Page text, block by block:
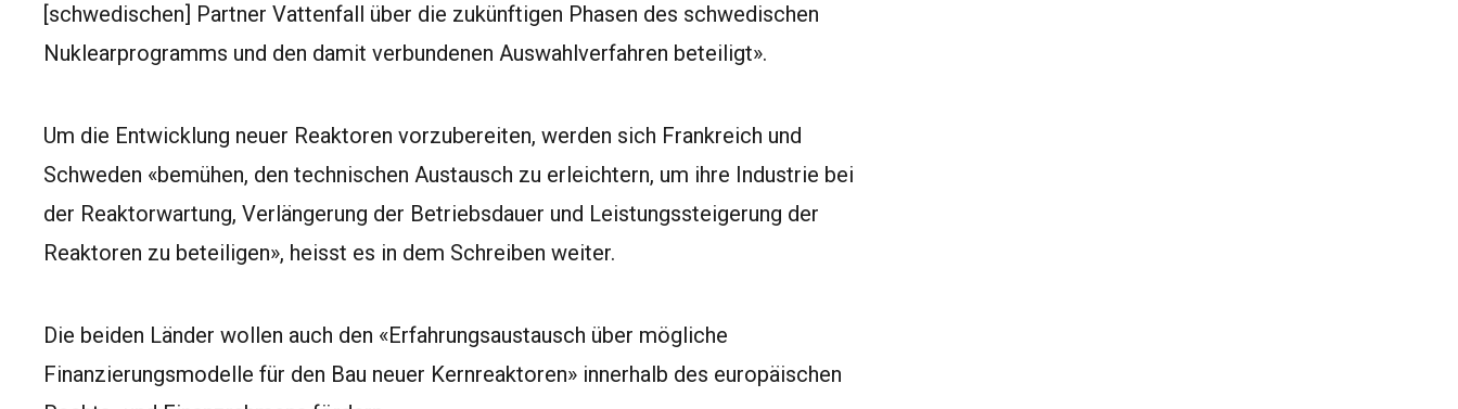
[schwedischen] Partner Vattenfall über die zukünftigen Phasen des schwedischen
Nuklearprogramms und den damit verbundenen Auswahlverfahren beteiligt».
Um die Entwicklung neuer Reaktoren vorzubereiten, werden sich Frankreich und
Schweden «bemühen, den technischen Austausch zu erleichtern, um ihre Industrie bei
der Reaktorwartung, Verlängerung der Betriebsdauer und Leistungssteigerung der
Reaktoren zu beteiligen», heisst es in dem Schreiben weiter.
Die beiden Länder wollen auch den «Erfahrungsaustausch über mögliche
Finanzierungsmodelle für den Bau neuer Kernreaktoren» innerhalb des europäischen